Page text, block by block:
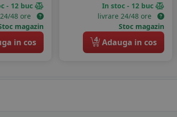
- 12 buc
48 ore
magazin
in cos
In stoc - 12 buc
livrare 24/48 ore
Stoc magazin
4 Adauga in cos